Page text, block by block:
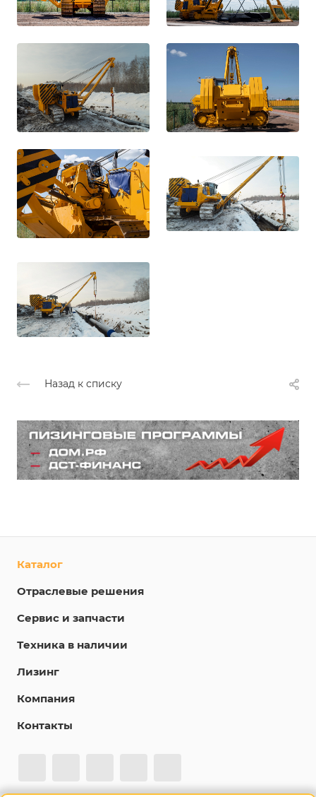
Назад к списку
Каталог
Отраслевые решения
Сервис и запчасти
Техника в наличии
Лизинг
Компания
Контакты